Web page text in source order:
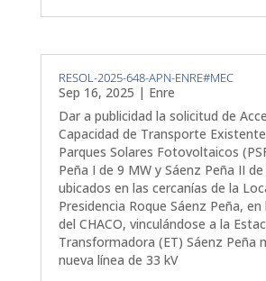
RESOL-2025-648-APN-ENRE#MEC
Sep 16, 2025 | Enre
Dar a publicidad la solicitud de
Capacidad de Transporte
Parques Solares Fotovoltaicos
Peña I de 9 MW y Sáenz Peña II
ubicados en las cercanías de la
Presidencia Roque Sáenz Peña, en
del CHACO, vinculándose a la
Transformadora (ET) Sáenz Peña
nueva línea de 33 kV